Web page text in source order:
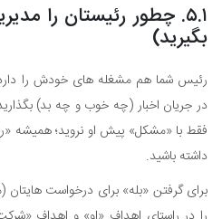
۵.۱. چطور رئیستان را
بگیرید)
رئیس شما هم مشغله های خودش را دارد.
در جریان اخبار (چه خوب و چه بد)
فقط با «مشکل» پیش او نروید؛ همیشه
داشته باشید.
برای گرفتن «بله» برای درخواست هایتان